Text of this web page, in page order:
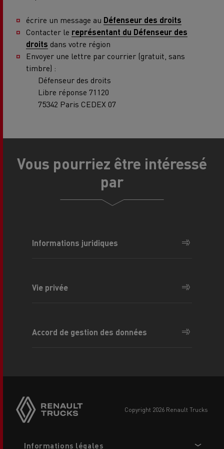
écrire un message au Défenseur des droits
Contacter le représentant du Défenseur des
droits dans votre région
Envoyer une lettre par courrier (gratuit, sans
timbre) :
Défenseur des droits
Libre réponse 71120
75342 Paris CEDEX 07
Vous pourriez être intéressé
par
Informations juridiques
Vie privée
Accord de gestion des données
buttons
copyright 2026 Renault Trucks
Informations légales